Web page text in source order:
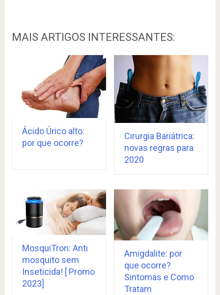
MAIS ARTIGOS INTERESSANTES:
Ácido Úrico alto:
por que ocorre?
Cirurgia Bariátrica:
novas regras para
2020
MosquiTron: Anti
mosquito sem
Inseticida! [ Promo
2023]
Amigdalite: por
que ocorre?
Sintomas e Como
Tratam